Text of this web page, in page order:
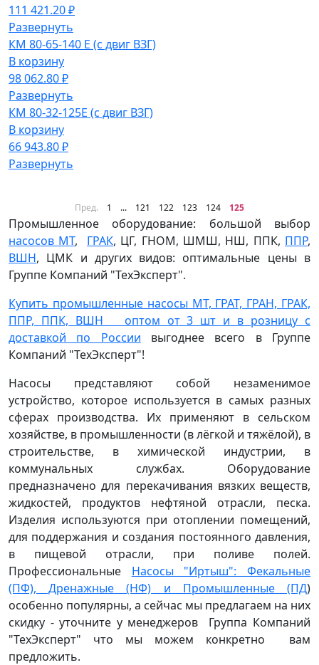
111 421.20 ₽
Развернуть
КМ 80-65-140 Е (с двиг ВЗГ)
В корзину
98 062.80 ₽
Развернуть
КМ 80-32-125Е (с двиг ВЗГ)
В корзину
66 943.80 ₽
Развернуть
Пред. 1 ... 121 122 123 124 125
Промышленное оборудование: большой выбор
насосов МТ, ГРАК, ЦГ, ГНОМ, ШМШ, НШ, ППК, ППР,
ВШН, ЦМК и других видов: оптимальные цены в
Группе Компаний "ТехЭксперт".
Купить промышленные насосы МТ, ГРАТ, ГРАН, ГРАК,
ППР, ППК, ВШН оптом от 3 шт и в розницу с
доставкой по России выгоднее всего в Группе
Компаний "ТехЭксперт"!
Насосы представляют собой незаменимое
устройство, которое используется в самых разных
сферах производства. Их применяют в сельском
хозяйстве, в промышленности (в лёгкой и тяжёлой), в
строительстве, в химической индустрии, в
коммунальных службах. Оборудование
предназначено для перекачивания вязких веществ,
жидкостей, продуктов нефтяной отрасли, песка.
Изделия используются при отоплении помещений,
для поддержания и создания постоянного давления,
в пищевой отрасли, при поливе полей.
Профессиональные Насосы "Иртыш": Фекальные
(ПФ), Дренажные (НФ) и Промышленные (ПД)
особенно популярны, а сейчас мы предлагаем на них
скидку - уточните у менеджеров Группа Компаний
"ТехЭксперт" что мы можем конкретно вам
предложить.